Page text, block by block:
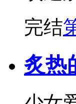
完结
炙热